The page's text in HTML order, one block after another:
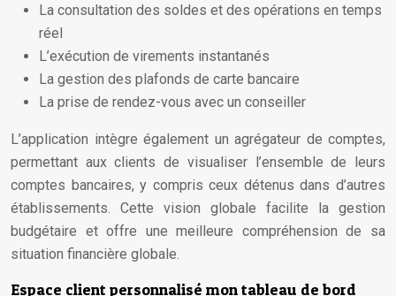
La consultation des soldes et des opérations en temps
réel
L’exécution de virements instantanés
La gestion des plafonds de carte bancaire
La prise de rendez-vous avec un conseiller
L’application intègre également un agrégateur de comptes,
permettant aux clients de visualiser l’ensemble de leurs
comptes bancaires, y compris ceux détenus dans d’autres
établissements. Cette vision globale facilite la gestion
budgétaire et offre une meilleure compréhension de sa
situation financière globale.
Espace client personnalisé mon tableau de bord